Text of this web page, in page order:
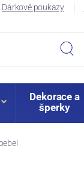
Dárkové poukazy
Dekorace a
šperky